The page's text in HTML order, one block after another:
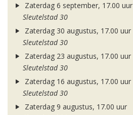
Zaterdag 6 september, 17.00 uur
Sleutelstad 30
Zaterdag 30 augustus, 17.00 uur
Sleutelstad 30
Zaterdag 23 augustus, 17.00 uur
Sleutelstad 30
Zaterdag 16 augustus, 17.00 uur
Sleutelstad 30
Zaterdag 9 augustus, 17.00 uur